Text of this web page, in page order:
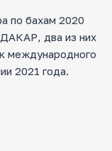
по бахам 2020
ДАКАР, два из них
международного
2021 года.